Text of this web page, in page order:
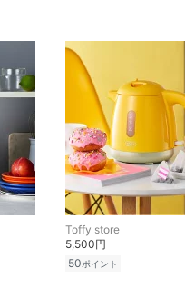
Toffy store
5,500円
50ポイント